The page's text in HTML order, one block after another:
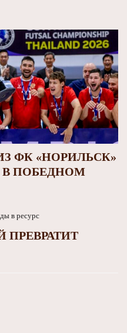
ФК «НОРИЛЬСК»
ПОБЕДНОМ
ПРЕВРАТИТ